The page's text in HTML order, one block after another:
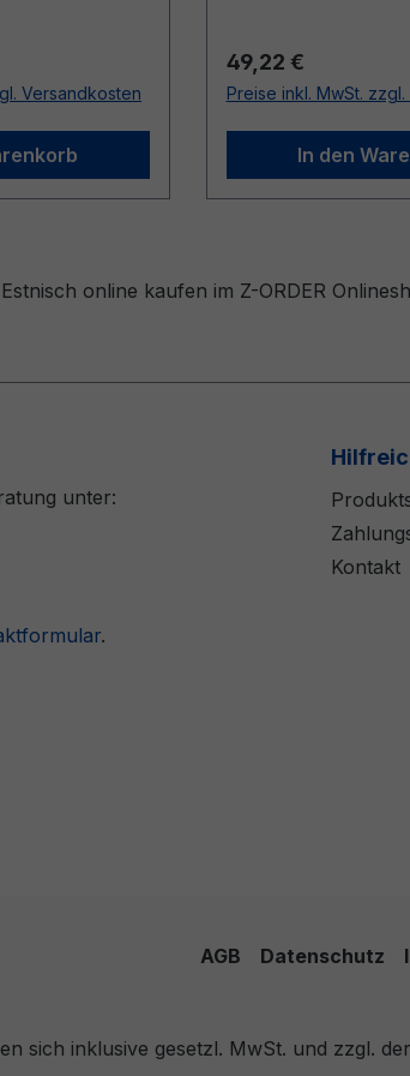
Versandkosten
Regulärer Preis:
49,22 €
Preise inkl. MwSt.
In den
online kaufen im Z-ORDER
unter:
.
Kontakt
AGB Datenschutz
sich inklusive gesetzl. MwSt. und zzgl.